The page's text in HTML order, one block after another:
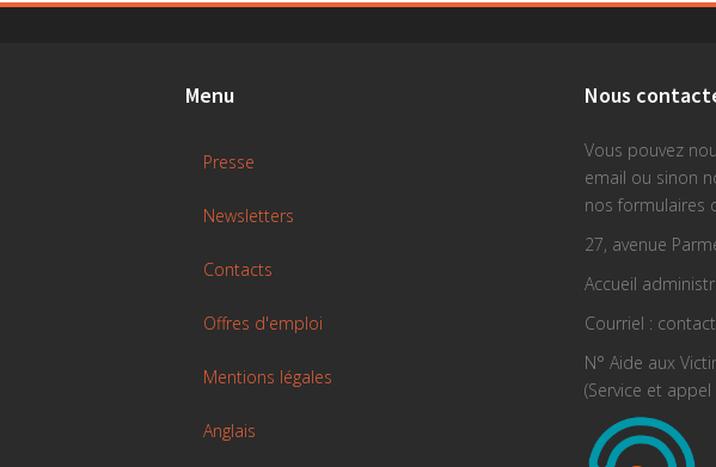
Menu
Presse
Newsletters
Contacts
Offres d'emploi
Mentions légales
Anglais
Nous
Vous pouvez
email ou sinon
nos formulaires
27, avenue
Accueil
Courriel :
N° Aide aux
(Service et